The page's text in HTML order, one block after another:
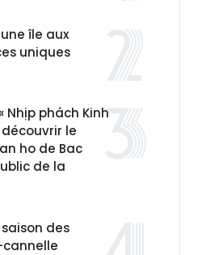
île aux
uniques
Nhịp phách Kinh
le
ho de Bac
de la
saison des